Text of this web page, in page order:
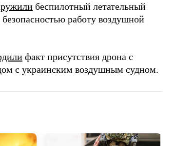
беспилотный летательный
работу воздушной
факт присутствия дрона с
с украинским воздушным судном.